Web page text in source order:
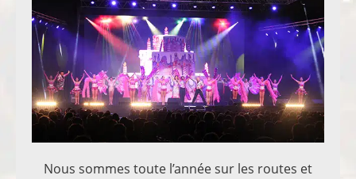
Nous sommes toute l’année sur les routes et